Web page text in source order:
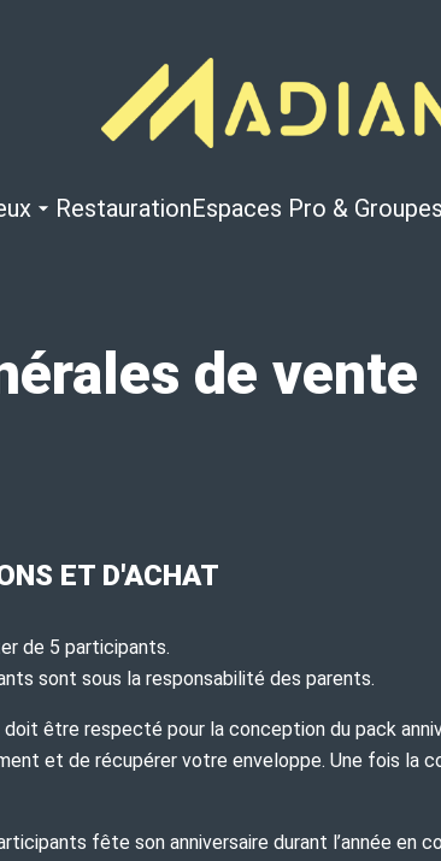
RestaurationEspaces Pro & Groupes
de vente
ET D'ACHAT
de 5 participants.
sont sous la responsabilité des parents.
être respecté pour la conception du pack
et de récupérer votre enveloppe. Une fois
fête son anniversaire durant l’année